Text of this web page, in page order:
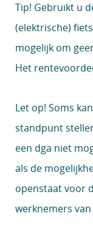
Tip! Gebruikt u
(elektrische)
mogelijk om
Het
Let op! Soms
standpunt
een dga niet
als de
openstaat voor
werknemers van